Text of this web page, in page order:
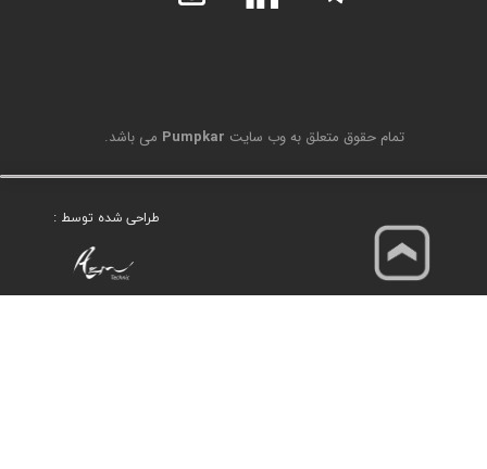
تمام حقوق متعلق به وب سایت Pumpkar می باشد.
طراحی شده توسط :